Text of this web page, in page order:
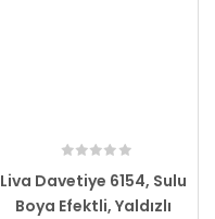
Liva Davetiye 6154, Sulu
Boya Efektli, Yaldızlı